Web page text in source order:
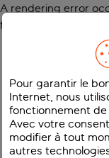
A rendering error
function
Pour garantir le
Internet, nous
fonctionnement
Avec votre
modifier à tout
autres